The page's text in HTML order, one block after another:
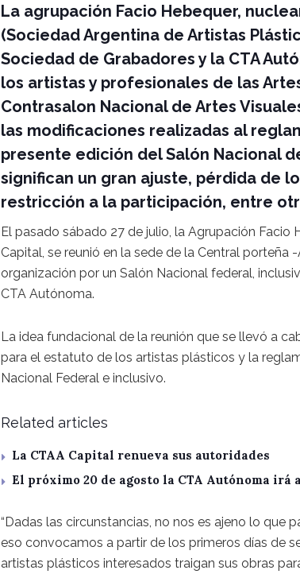
La agrupación Facio Hebequer,
(Sociedad Argentina de Artistas
Sociedad de Grabadores y la CTA
los artistas y profesionales de las
Contrasalon Nacional de Artes
las modificaciones realizadas al
presente edición del Salón Nacional
significan un gran ajuste, pérdida de
restricción a la participación, entre
El pasado sábado 27 de julio, la Agrupación Facio
Capital, se reunió en la sede de la Central porteña
organización por un Salón Nacional federal,
CTA Autónoma.
La idea fundacional de la reunión que se llevó a
para el estatuto de los artistas plásticos y la
Nacional Federal e inclusivo.
Related articles
La CTAA Capital renueva sus autoridades
El próximo 20 de agosto la CTA Autónoma irá
“Dadas las circunstancias, no nos es ajeno lo que
eso convocamos a partir de los primeros días de
artistas plásticos interesados traigan sus obras